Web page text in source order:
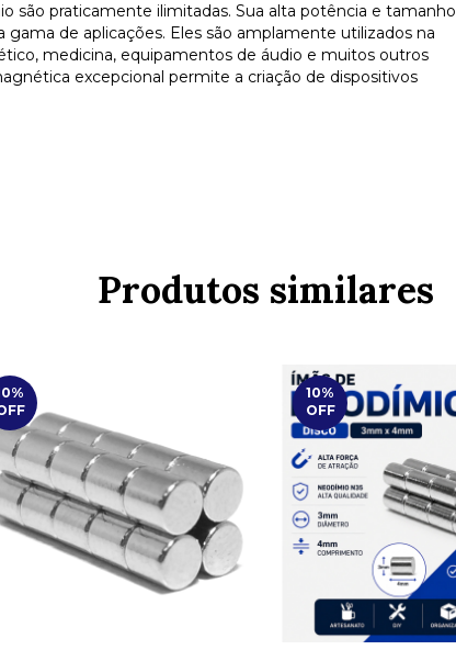
são praticamente ilimitadas. Sua alta potência e tamanho
de aplicações. Eles são amplamente utilizados na
medicina, equipamentos de áudio e muitos outros
excepcional permite a criação de dispositivos
Produtos similares
%
10%
OFF